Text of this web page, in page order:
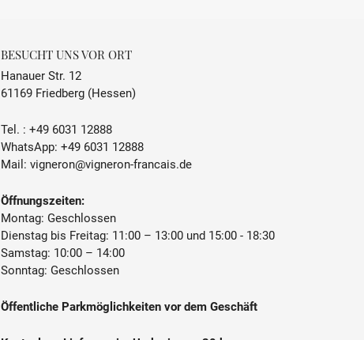
BESUCHT UNS VOR ORT
Hanauer Str. 12
61169 Friedberg (Hessen)
Tel. : +49 6031 12888
WhatsApp: +49 6031 12888
Mail: vigneron@vigneron-francais.de
Öffnungszeiten:
Montag: Geschlossen
Dienstag bis Freitag: 11:00 – 13:00 und 15:00 - 18:30
Samstag: 10:00 – 14:00
Sonntag: Geschlossen
Öffentliche Parkmöglichkeiten vor dem Geschäft